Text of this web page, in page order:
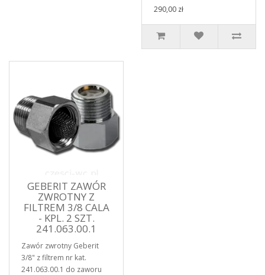
290,00 zł
GEBERIT ZAWÓR
ZWROTNY Z
FILTREM 3/8 CALA
- KPL. 2 SZT.
241.063.00.1
Zawór zwrotny Geberit
3/8" z filtrem nr kat.
241.063.00.1 do zaworu